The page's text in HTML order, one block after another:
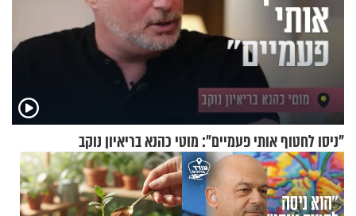
"ניסו לחטוף אותי פעמיים": מוטי כהנא בריאיון נוקב